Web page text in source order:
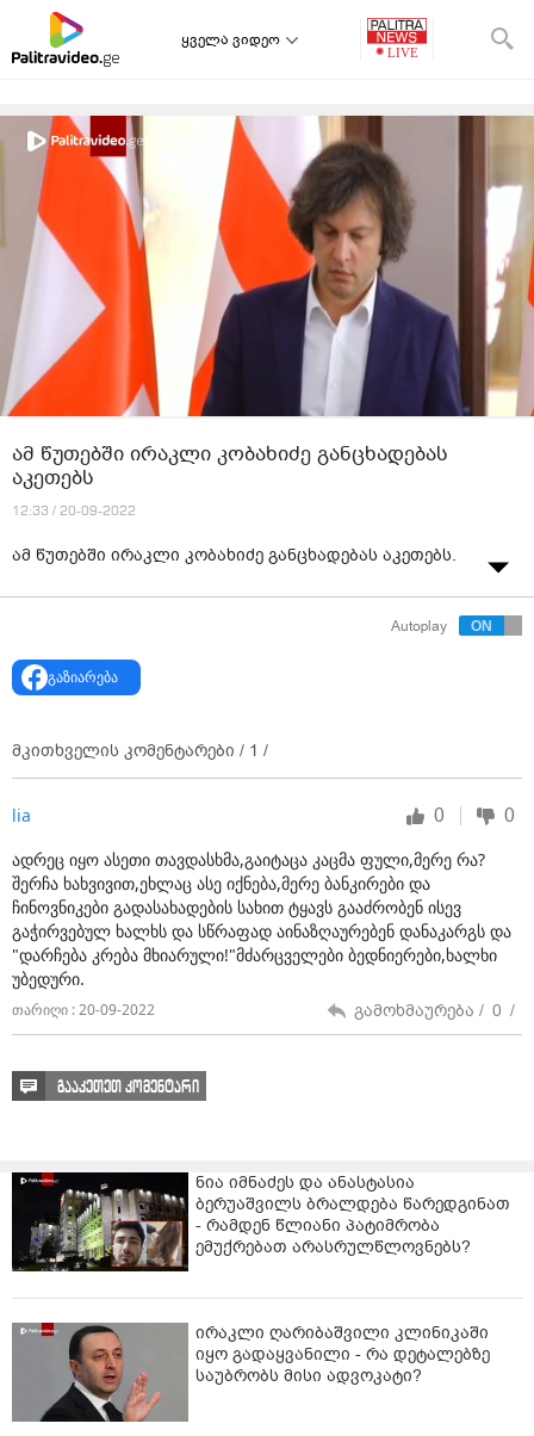
ყველა ვიდეო
ამ წუთებში ირაკლი კობახიძე განცხადებას
აკეთებს
12:33 / 20-09-2022
ამ წუთებში ირაკლი კობახიძე განცხადებას აკეთებს.
Autoplay
გაზიარება
მკითხველის კომენტარები / 1 /
lia 0 0
ადრეც იყო ასეთი თავდასხმა,გაიტაცა კაცმა ფული,მერე რა?
შერჩა ხახვივით,ეხლაც ასე იქნება,მერე ბანკირები და
ჩინოვნიკები გადასახადების სახით ტყავს გააძრობენ ისევ
გაჭირვებულ ხალხს და სწრაფად აინაზღაურებენ დანაკარგს და
"დარჩება კრება მხიარული!"მძარცველები ბედნიერები,ხალხი
უბედური.
თარიღი : 20-09-2022 გამოხმაურება / 0 /
გააკეთეთ კომენტარი
ნია იმნაძეს და ანასტასია
ბერუაშვილს ბრალდება წარედგინათ
- რამდენ წლიანი პატიმრობა
ემუქრებათ არასრულწლოვნებს?
ირაკლი ღარიბაშვილი კლინიკაში
იყო გადაყვანილი - რა დეტალებზე
საუბრობს მისი ადვოკატი?